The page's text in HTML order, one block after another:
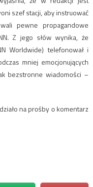
szef stacji, aby instruować
pewne propagandowe
Z jego słów wynika, że
Worldwide) telefonował i
mniej emocjonujących
bezstronne wiadomości –
na prośby o komentarz